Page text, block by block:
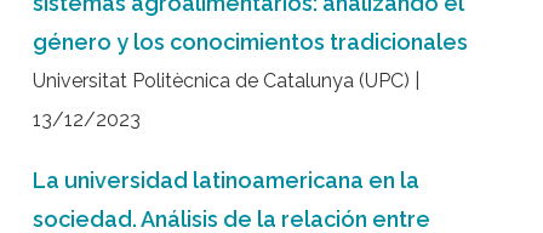
género y los conocimientos tradicionales
Universitat Politècnica de Catalunya (UPC) |
13/12/2023
La universidad latinoamericana en la
sociedad. Análisis de la relación entre